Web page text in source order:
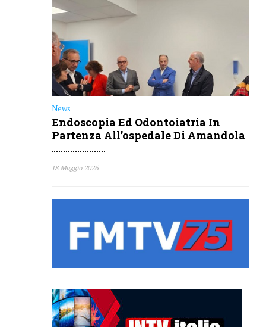
News
Endoscopia Ed Odontoiatria In
Partenza All’ospedale Di Amandola
18 Maggio 2026